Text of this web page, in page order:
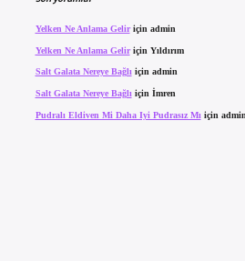
Yelken Ne Anlama Geliriçin admin
Yelken Ne Anlama Geliriçin Yıldırım
Salt Galata Nereye Bağlıiçin admin
Salt Galata Nereye Bağlı için İmren
Pudralı Eldiven Mi Daha Iyi Pudrasız Mı için admin